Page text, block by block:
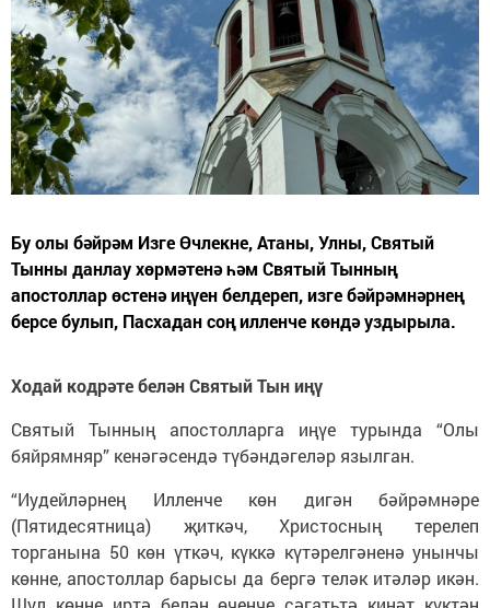
Бу олы бәйрәм Изге Өчлекне, Атаны, Улны, Святый
Тынны данлау хөрмәтенә һәм Святый Тынның
апостоллар өстенә иңүен белдереп, изге бәйрәмнәрнең
берсе булып, Пасхадан соң илленче көндә уздырыла.
Ходай кодрәте белән Святый Тын иңү
Святый Тынның апостолларга иңүе турында “Олы
бяйрямняр” кенәгәсендә түбәндәгеләр язылган.
“Иудейләрнең Илленче көн дигән бәйрәмнәре
(Пятидесятница) җиткәч, Христосның терелеп
торганына 50 көн үткәч, күккә күтәрелгәненә унынчы
көнне, апостоллар барысы да бергә теләк итәләр икән.